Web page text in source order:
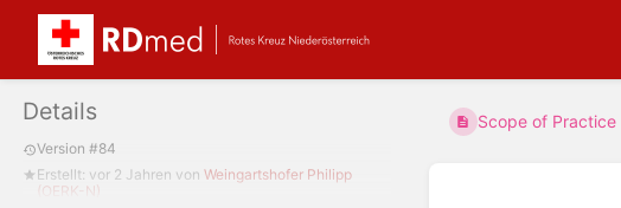
Details
Version #84
Erstellt: vor 2 Jahren von Weingartshofer Philipp
(OERK-N)
Scope of Practice